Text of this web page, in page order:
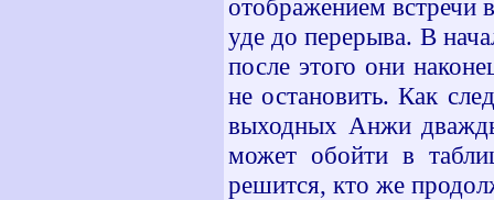
отображением встречи
уде до перерыва. В
после этого они
не остановить. Как
выходных Анжи
может обойти в
решится, кто же